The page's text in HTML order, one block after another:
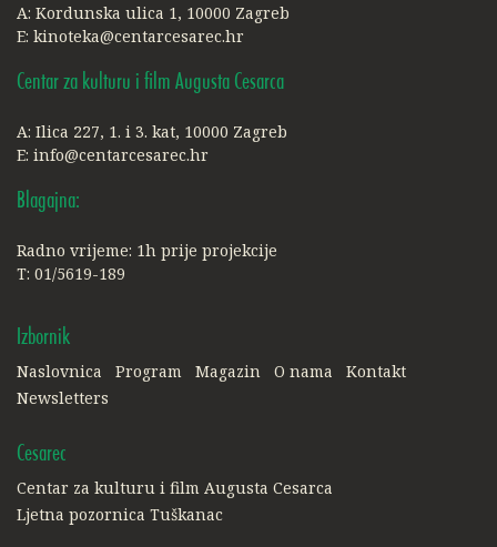
A: Kordunska ulica 1, 10000 Zagreb
E: kinoteka@centarcesarec.hr
Centar za kulturu i film Augusta Cesarca
A: Ilica 227, 1. i 3. kat, 10000 Zagreb
E: info@centarcesarec.hr
Blagajna:
Radno vrijeme: 1h prije projekcije
T: 01/5619-189
Izbornik
Naslovnica Program Magazin O nama
Kontakt
Newsletters
Cesarec
Centar za kulturu i film Augusta Cesarca
Ljetna pozornica Tuškanac